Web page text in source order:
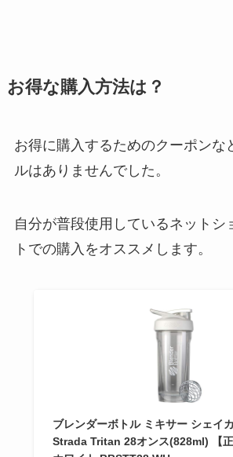
お得な購入方法は？
お得に購入するためのクーポンな
ルはありませんでした。
自分が普段使用しているネットシ
トでの購入をオススメします。
ブレンダーボトル ミキサー シェイ
Strada Tritan 28オンス(828ml) 【正